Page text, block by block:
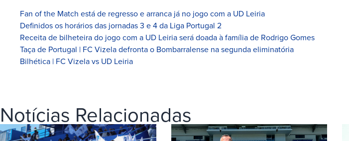
Fan of the Match está de regresso e arranca já no jogo com a UD Leiria
Definidos os horários das jornadas 3 e 4 da Liga Portugal 2
Receita de bilheteira do jogo com a UD Leiria será doada à família de Rodrigo Gomes
Taça de Portugal | FC Vizela defronta o Bombarralense na segunda eliminatória
Bilhética | FC Vizela vs UD Leiria
Notícias Relacionadas